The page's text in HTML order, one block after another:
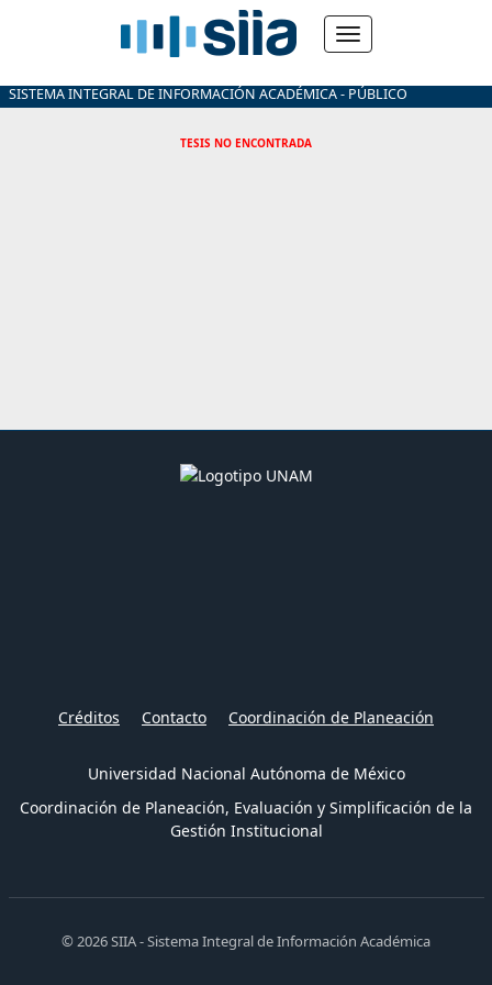
SISTEMA INTEGRAL DE INFORMACIÓN ACADÉMICA - PÚBLICO
TESIS NO ENCONTRADA
Créditos Contacto Coordinación de Planeación
Universidad Nacional Autónoma de México
Coordinación de Planeación, Evaluación y Simplificación de la
Gestión Institucional
© 2026 SIIA - Sistema Integral de Información Académica